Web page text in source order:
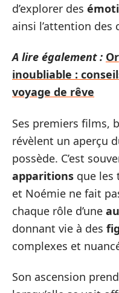
d’explorer des
ainsi l’attention
A lire également :
inoubliable :
voyage de rêve
Ses premiers films,
révèlent un aperçu
possède. C’est
apparitions que les
et Noémie ne fait
chaque rôle d’une
donnant vie à des
complexes et
Son ascension